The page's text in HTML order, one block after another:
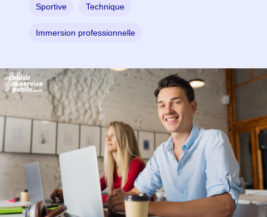
Sportive Technique
Immersion professionnelle